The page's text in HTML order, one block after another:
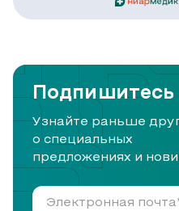
Подпишитесь
Узнайте раньше
о специальных
предложениях и